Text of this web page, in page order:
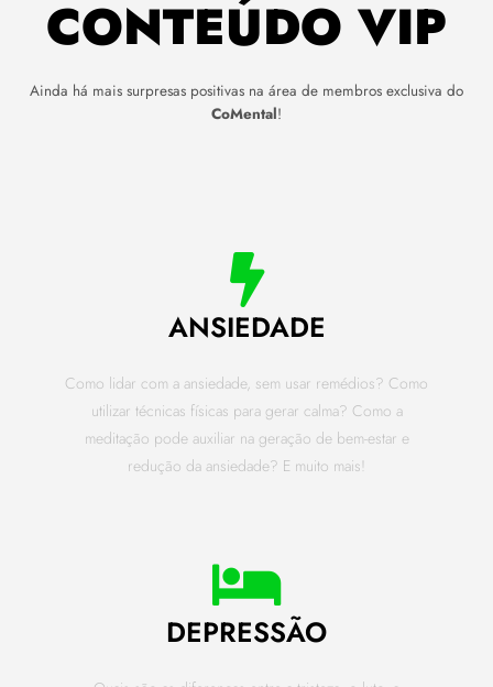
CONTEÚDO VIP
Ainda há mais surpresas positivas na área de membros exclusiva do
CoMental!
ANSIEDADE
Como lidar com a ansiedade, sem usar remédios? Como
utilizar técnicas físicas para gerar calma? Como a
meditação pode auxiliar na geração de bem-estar e
redução da ansiedade? E muito mais!
DEPRESSÃO